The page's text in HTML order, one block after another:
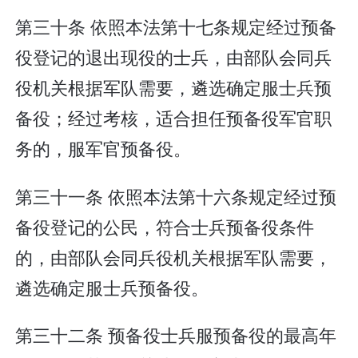
第三十条 依照本法第十七条规定经过预备
役登记的退出现役的士兵，由部队会同兵
役机关根据军队需要，遴选确定服士兵预
备役；经过考核，适合担任预备役军官职
务的，服军官预备役。
第三十一条 依照本法第十六条规定经过预
备役登记的公民，符合士兵预备役条件
的，由部队会同兵役机关根据军队需要，
遴选确定服士兵预备役。
第三十二条 预备役士兵服预备役的最高年